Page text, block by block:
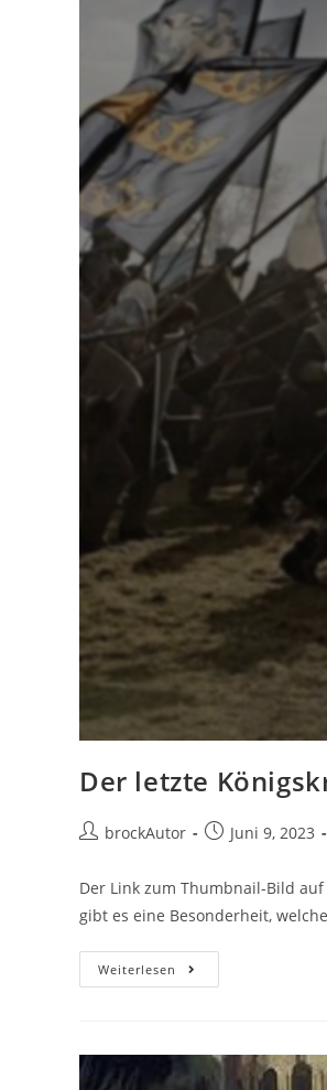
Der letzte
brockAutor Juni 9, 2023
Der Link zum Thumbnail-Bild
gibt es eine Besonderheit,
Weiterlesen